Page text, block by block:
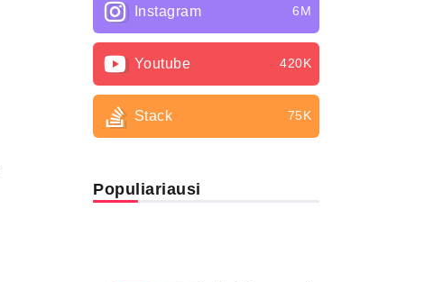
Instagram 6M
Youtube 420K
Stack 75K
Populiariausi